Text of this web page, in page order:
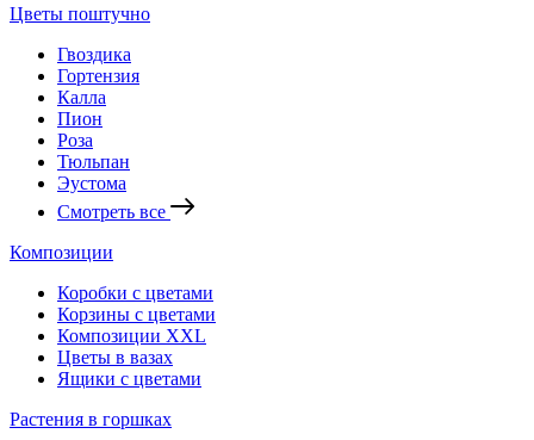
Цветы поштучно
Гвоздика
Гортензия
Калла
Пион
Роза
Тюльпан
Эустома
Смотреть все
Композиции
Коробки с цветами
Корзины с цветами
Композиции XXL
Цветы в вазах
Ящики с цветами
Растения в горшках